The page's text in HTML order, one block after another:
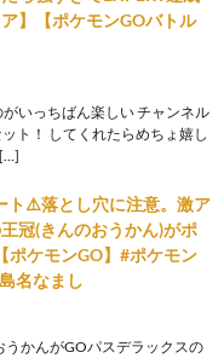
】【ポケモンGOバトル
っちばん楽しい チャンネル
ト！ してくれたらめちょ嬉し
ト⚠️落とし穴に注意。激ア
冠(きんのおうかん)がポ
ポケモンGO】#ポケモン
名なまし
かんがGOパスデラックスの